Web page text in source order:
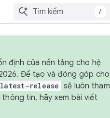
/
định của nền tảng cho hệ
Để tạo và đóng góp cho
release sẽ luôn tham
tin, hãy xem bài viết